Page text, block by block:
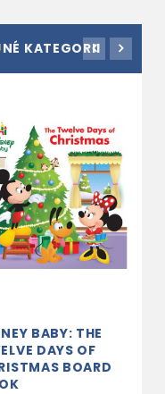
KATEGORII
BABY: THE
DAYS OF
BOARD